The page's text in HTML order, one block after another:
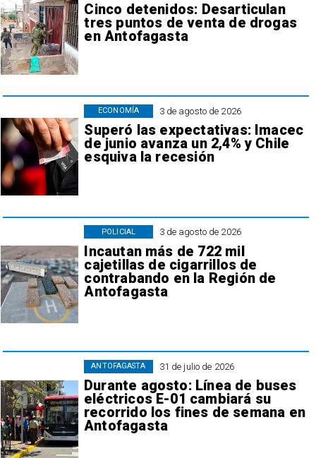
Cinco detenidos: Desarticulan
tres puntos de venta de drogas
en Antofagasta
3 de agosto de 2026
Superó las expectativas: Imacec
de junio avanza un 2,4% y Chile
esquiva la recesión
ECONOMÍA
3 de agosto de 2026
Incautan más de 722 mil
cajetillas de cigarrillos de
contrabando en la Región de
Antofagasta
POLICIAL
31 de julio de 2026
Durante agosto: Línea de buses
eléctricos E-01 cambiará su
recorrido los fines de semana en
Antofagasta
ANTOFAGASTA